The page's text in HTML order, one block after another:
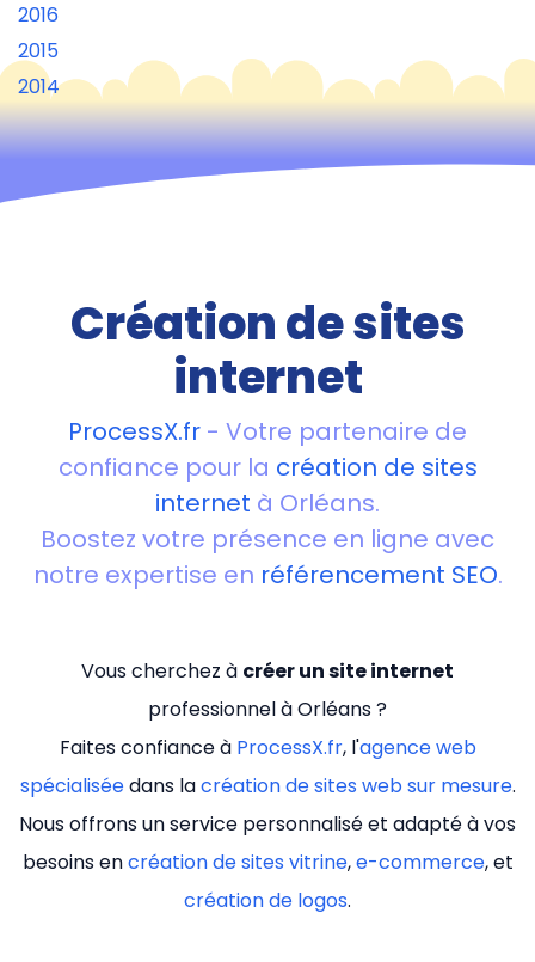
2016
2015
2014
Création de sites
internet
ProcessX.fr - Votre partenaire de
confiance pour la création de sites
internet à Orléans.
Boostez votre présence en ligne avec
notre expertise en référencement SEO.
Vous cherchez à créer un site internet
professionnel à Orléans ?
Faites confiance à ProcessX.fr, l'agence web
spécialiséedans lacréation de sites web sur mesure.
Nous offrons un service personnalisé et adapté à vos
besoins encréation de sites vitrine,e-commerce, et
création de logos.